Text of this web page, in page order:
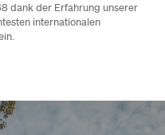
dank der Erfahrung unserer
internationalen